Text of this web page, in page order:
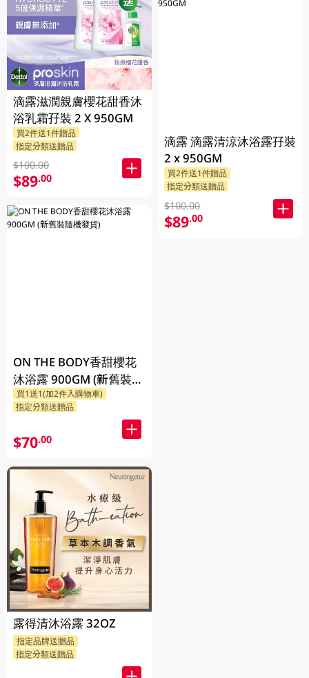
滴露滋潤親膚櫻花甜香沐
浴乳霜孖裝 2 X 950GM
買2件送1件贈品
指定分類送贈品
$100.00
$89.00
ON THE BODY香甜櫻花
沐浴露 900GM (新舊裝隨
機發貨)
買1送1(加2件入購物車)
指定分類送贈品
$70.00
露得清沐浴露 32OZ
指定品牌送贈品
指定分類送贈品
滴露 滴露清涼沐浴露孖裝
2 x 950GM
買2件送1件贈品
指定分類送贈品
$100.00
$89.00